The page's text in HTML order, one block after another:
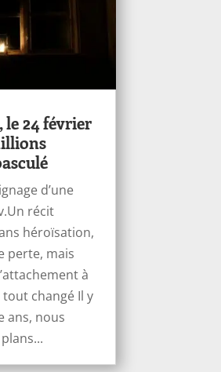
le 24 février
d’une
récit
héroïsation,
perte, mais
à
changé Il y
ans, nous